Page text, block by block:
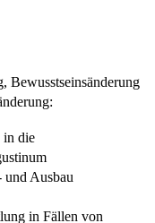
Bewusstseinsänderung
in die
Ausbau
in Fällen von